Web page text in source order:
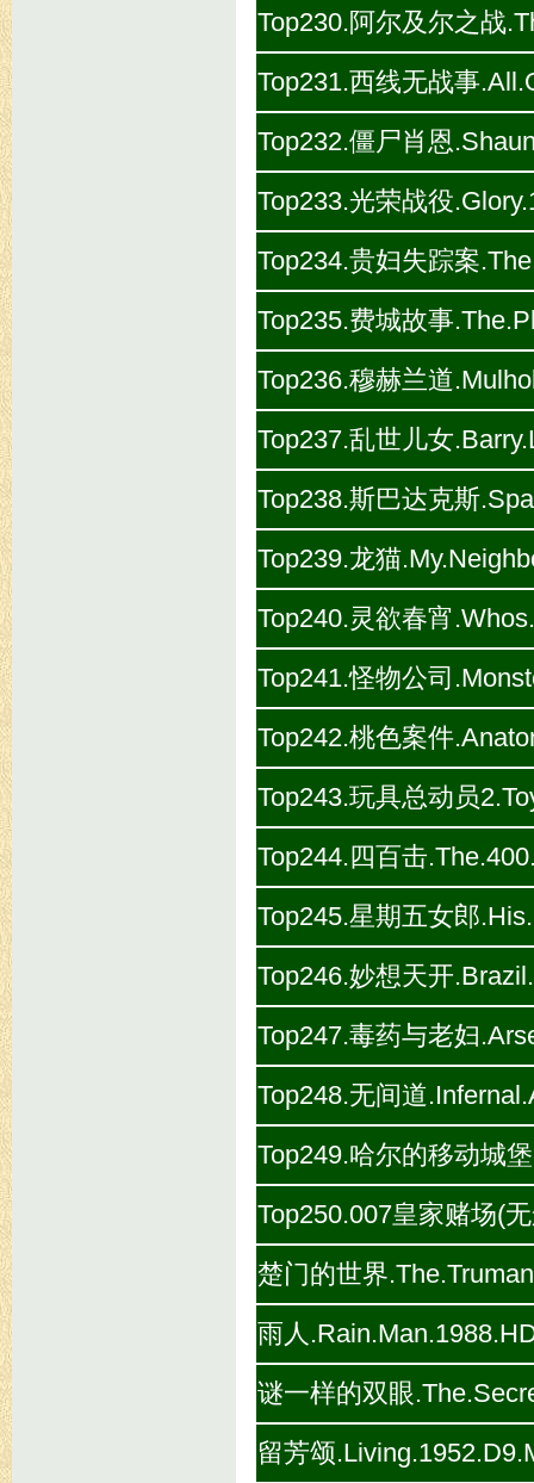
Top230.阿尔及尔之战
Top231.西线无战事
Top232.僵尸肖恩
Top233.光荣战役
Top234.贵妇失踪案
Top235.费城故事
Top236.穆赫兰道
Top237.乱世儿女
Top238.斯巴达克斯
Top239.龙猫
Top240.灵欲春宵
Top241.怪物公司
Top242.桃色案件
Top243.玩具总动员
Top244.四百击
Top245.星期五女郎
Top246.妙想天开
Top247.毒药与老妇
Top248.无间道
Top249.哈尔的移动城
Top250.007皇家赌场(
楚门的世界
雨人
谜一样的双眼
留芳颂